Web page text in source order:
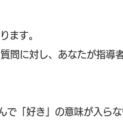
ます。
問に対し、あなたが指導
で「好き」の意味が入ら